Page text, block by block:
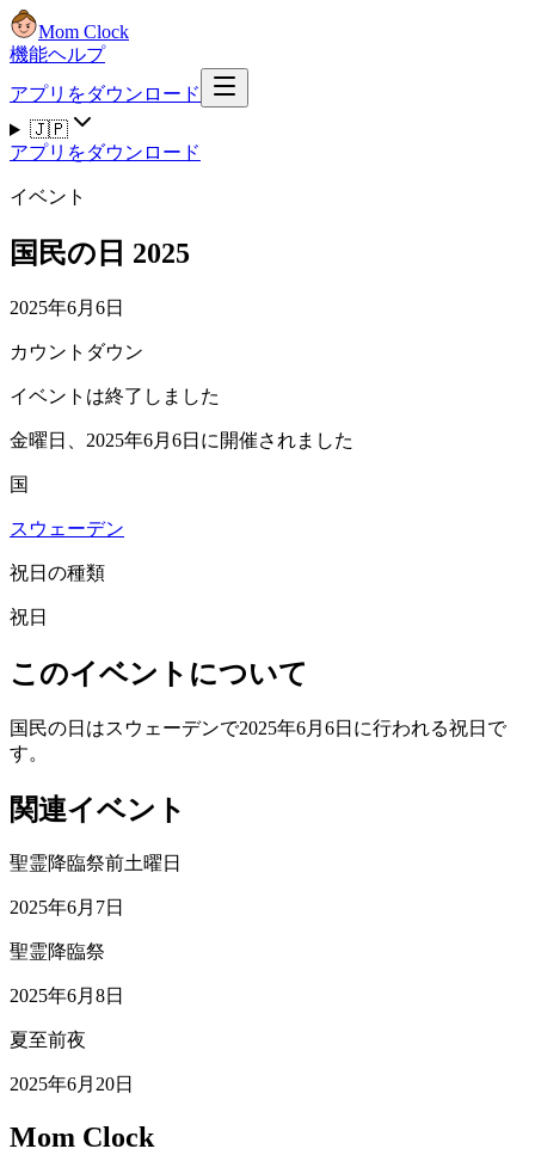
Mom Clock
機能ヘルプ
アプリをダウンロード
🇯🇵
アプリをダウンロード
イベント
国民の日 2025
2025年6月6日
カウントダウン
イベントは終了しました
金曜日、2025年6月6日に開催されました
国
スウェーデン
祝日の種類
祝日
このイベントについて
国民の日はスウェーデンで2025年6月6日に行われる祝日で
す。
関連イベント
聖霊降臨祭前土曜日
2025年6月7日
聖霊降臨祭
2025年6月8日
夏至前夜
2025年6月20日
Mom Clock